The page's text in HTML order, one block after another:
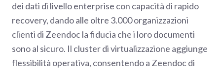
dei dati di livello enterprise con capacità di rapido
recovery, dando alle oltre 3.000 organizzazioni
clienti di Zeendoc la fiducia che i loro documenti
sono al sicuro. Il cluster di virtualizzazione aggiunge
flessibilità operativa, consentendo a Zeendoc di